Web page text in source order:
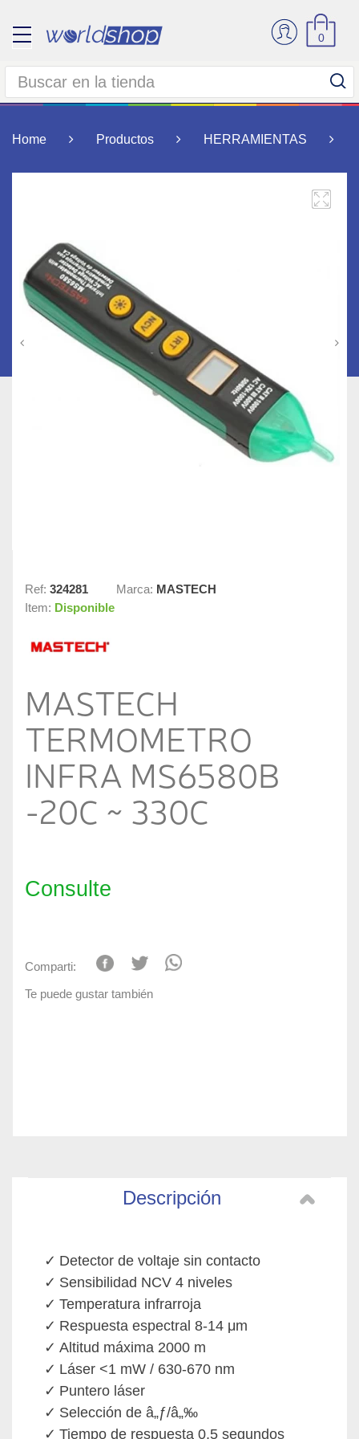
0
Home Productos HERRAMIENTAS
Ref: 324281 Marca: MASTECH
Item: Disponible
MASTECH
TERMOMETRO
INFRA MS6580B
-20C ~ 330C
Consulte
Comparti:
Te puede gustar también
Descripción
Detector de voltaje sin contacto
Sensibilidad NCV 4 niveles
Temperatura infrarroja
Respuesta espectral 8-14 μm
Altitud máxima 2000 m
Láser <1 mW / 630-670 nm
Puntero láser
Selección de â„ƒ/â„‰
Tiempo de respuesta 0,5 segundos